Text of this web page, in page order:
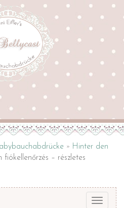
Hinter den
– részletes
Toggle